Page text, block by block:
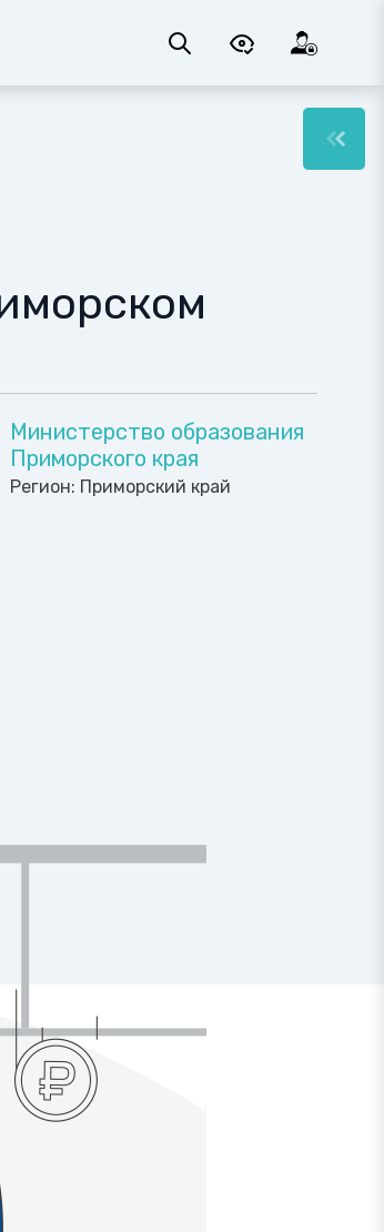
Министерство образования
Приморского края
Регион: Приморский край